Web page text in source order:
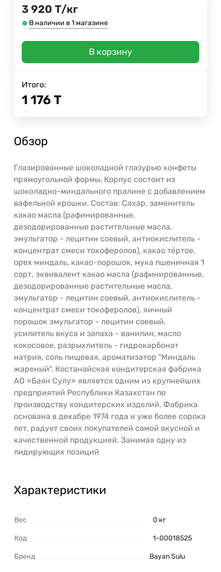
3 920 Т/кг
В наличии в 1 магазине
В корзину
Итого:
1 176 Т
Обзор
Глазированные шоколадной глазурью конфеты
прямоугольной формы. Корпус состоит из
шоколадно-миндального пралине с добавлением
вафельной крошки. Состав: Сахар, заменитель
какао масла (рафинированные,
дезодорированные растительные масла,
эмульгатор - лецитин соевый, антиокислитель -
концентрат смеси токоферолов), какао тёртое,
орех миндаль, какао-порошок, мука пшеничная 1
сорт, эквивалент какао масла (рафинированные,
дезодорированные растительные масла,
эмульгатор - лецитин соевый, антиокислитель -
концентрат смеси токоферолов), яичный
порошок эмульгатор - лецитин соевый,
усилитель вкуса и запаха - ванилин, масло
кокосовое, разрыхлитель - гидрокарбонат
натрия, соль пищевая, ароматизатор "Миндаль
жареный". Костанайская кондитерская фабрика
АО «Баян Сулу» является одним из крупнейших
предприятий Республики Казахстан по
производству кондитерских изделий. Фабрика
основана в декабре 1974 года и уже более сорока
лет, радует своих покупателей самой вкусной и
качественной продукцией. Занимая одну из
лидирующих позиций
Характеристики
Вес 0 кг
Код 1-00018525
Бренд Bayan Sulu